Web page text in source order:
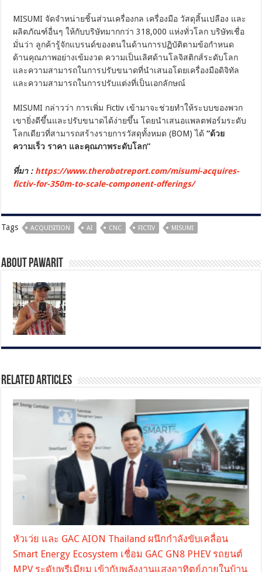
MISUMI จัดจำหน่ายชิ้นส่วนเครื่องกล เครื่องมือ วัสดุสิ้นเปลือง และ
ผลิตภัณฑ์อื่นๆ ให้กับบริษัทมากกว่า 318,000 แห่งทั่วโลก บริษัทเชื่อ
มั่นว่า ลูกค้ารู้จักแบรนด์ของตนในด้านการปฏิบัติตามข้อกำหนด
ด้านคุณภาพอย่างเข้มงวด ความเป็นเลิศด้านโลจิสติกส์ระดับโลก
และความสามารถในการปรับขนาดที่นำเสนอโดยเครื่องมือดิจิทัล
และความสามารถในการปรับแต่งที่เป็นเอกลักษณ์
MISUMI กล่าวว่า การเพิ่ม Fictiv เข้ามาจะช่วยทำให้ระบบของพวก
เขายิ่งดีขึ้นและปรับขนาดได้ง่ายขึ้น โดยนำเสนอแพลตฟอร์มระดับ
โลกเดียวที่สามารถสร้างรายการวัสดุทั้งหมด (BOM) ได้“ด้วย
ความเร็ว ราคา และคุณภาพระดับโลก”
ที่มา : https://www.therobotreport.com/misumi-acquires-
fictiv-for-350m-to-scale-component-offerings/
Tags ACQUISITION AI CNC FICTIV MISUMI
About pawarit
Related Articles
หัวเว่ย และ GAC AION Thailand ผนึกกำลังขับเคลื่อน
Smart Energy Ecosystem เชื่อม GAC GN8 PHEV รถยนต์
MPV ระดับพรีเมียม เข้ากับพลังงานแสงอาทิตย์ภายในบ้าน